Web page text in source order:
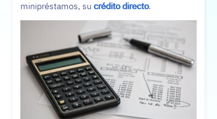
minipréstamos, su crédito directo.